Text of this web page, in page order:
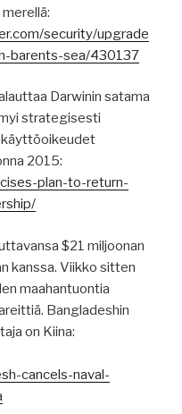
security/upgrade
barents-sea/430137
Darwinin satama
strategisesti
käyttöoikeudet
2015:
plan-to-return-
$21 miljoonan
kanssa. Viikko sitten
maahantuontia
Bangladeshin
on Kiina:
cancels-naval-